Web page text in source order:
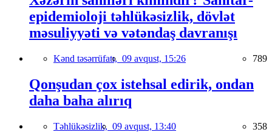
epidemioloji təhlükəsizlik, dövlət
məsuliyyəti və vətəndaş davranışı
Kənd təsərrüfatı, 09 avqust, 15:26 789
Qonşudan çox istehsal edirik, ondan
daha baha alırıq
Təhlükəsizlik, 09 avqust, 13:40 358